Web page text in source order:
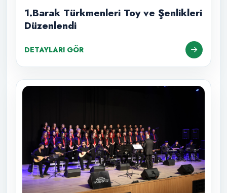
1.Barak Türkmenleri Toy ve Şenlikleri
Düzenlendi
DETAYLARI GÖR